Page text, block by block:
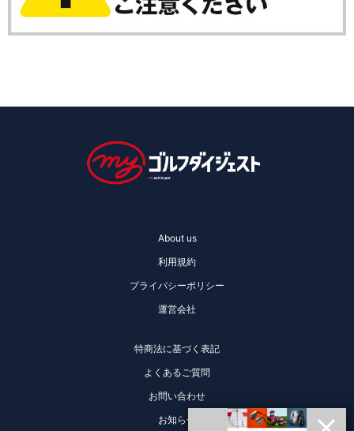
About us
利用規約
プライバシーポリシー
運営会社
特商法に基づく表記
よくあるご質問
お問い合わせ
お知らせ